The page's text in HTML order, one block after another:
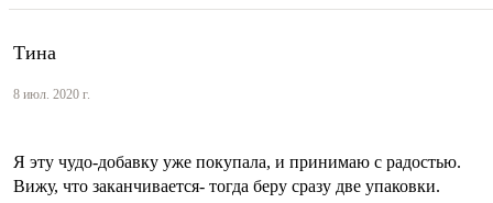
Тина
8 июл. 2020 г.
Я эту чудо-добавку уже покупала, и принимаю с радостью.
Вижу, что заканчивается- тогда беру сразу две упаковки.